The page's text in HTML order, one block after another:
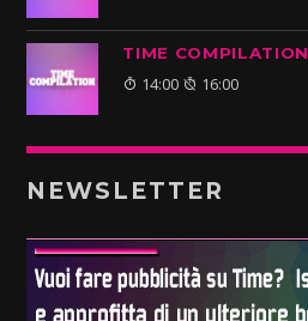
TIME COMPILATION
14:00 16:00
NEWSLETTER